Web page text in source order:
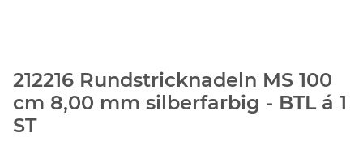
212216 Rundstricknadeln MS 100
cm 8,00 mm silberfarbig - BTL á 1
ST